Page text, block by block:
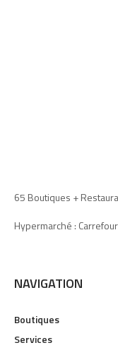
65 Boutiques +
Hypermarché :
NAVIGATION
Boutiques
Services